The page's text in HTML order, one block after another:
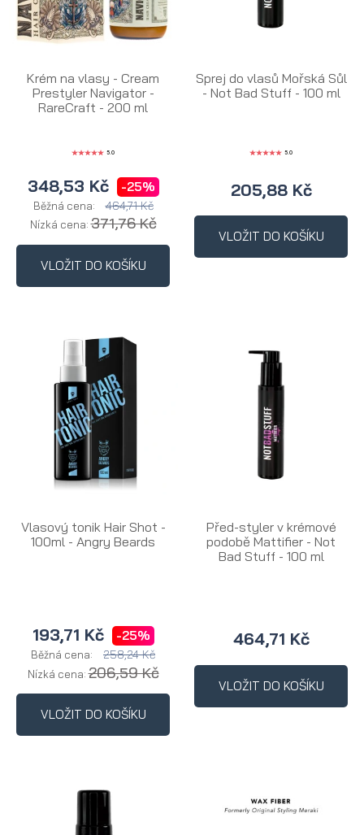
Krém na vlasy - Cream
Prestyler Navigator -
RareCraft - 200 ml
5.0
348,53 Kč -25%
Běžná cena: 464,71 Kč
Nízká cena:371,76 Kč
VLOŽIT DO KOŠÍKU
Sprej do vlasů Mořská Sůl
- Not Bad Stuff - 100 ml
5.0
205,88 Kč
VLOŽIT DO KOŠÍKU
Vlasový tonik Hair Shot -
100ml - Angry Beards
193,71 Kč -25%
Běžná cena: 258,24 Kč
Nízká cena:206,59 Kč
VLOŽIT DO KOŠÍKU
Před-styler v krémové
podobě Mattifier - Not
Bad Stuff - 100 ml
464,71 Kč
VLOŽIT DO KOŠÍKU